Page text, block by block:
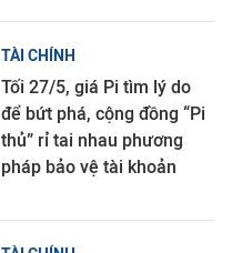
TÀI CHÍNH
Tối 27/5, giá Pi tìm lý do
để bứt phá, cộng đồng “Pi
thủ” rỉ tai nhau phương
pháp bảo vệ tài khoản